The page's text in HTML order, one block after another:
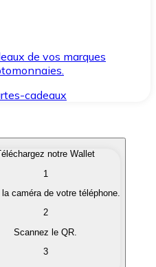
de vos marques
cadeaux
qui vous intéressent
en monnaie
notre Wallet
1
caméra de votre téléphone.
2
Scannez le QR.
3